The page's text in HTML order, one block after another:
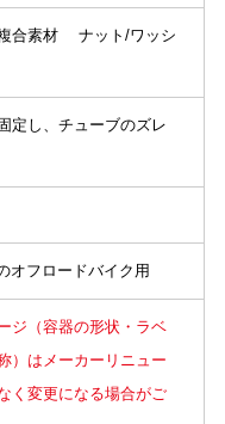
合素材 ナット/ワッシ
定し、チューブのズレ
オフロードバイク用
ジ（容器の形状・ラベ
）はメーカーリニュー
く変更になる場合がご